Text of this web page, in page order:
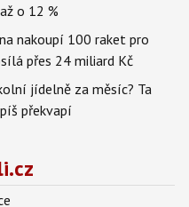
o 12 %
nakoupí 100 raket pro
přes 24 miliard Kč
jídelně za měsíc? Ta
překvapí